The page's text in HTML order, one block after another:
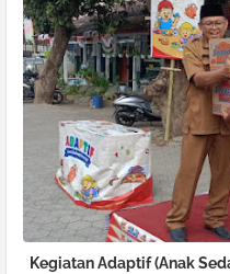
Kegiatan Adaptif (Anak